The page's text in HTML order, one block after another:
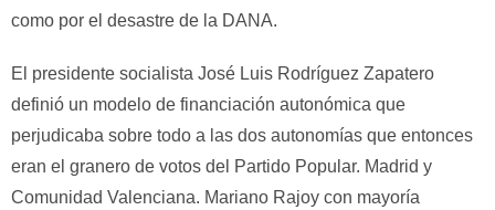
como por el desastre de la DANA.
El presidente socialista José Luis Rodríguez Zapatero
definió un modelo de financiación autonómica que
perjudicaba sobre todo a las dos autonomías que entonces
eran el granero de votos del Partido Popular. Madrid y
Comunidad Valenciana. Mariano Rajoy con mayoría